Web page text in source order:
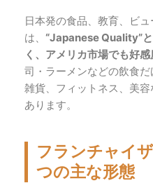
日本発の食品、教育、ビ
は、 “Japanese Quality”
く、アメリカ市場でも好
司・ラーメンなどの飲食
雑貨、フィットネス、美
あります。
フランチャイ
つの主な形態